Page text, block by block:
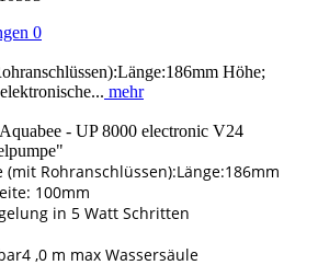
0
Höhe;
mehr
- UP 8000 electronic V24
(mit Rohranschlüssen):Länge:186mm
100mm
in 5 Watt Schritten
,0 m max Wassersäule